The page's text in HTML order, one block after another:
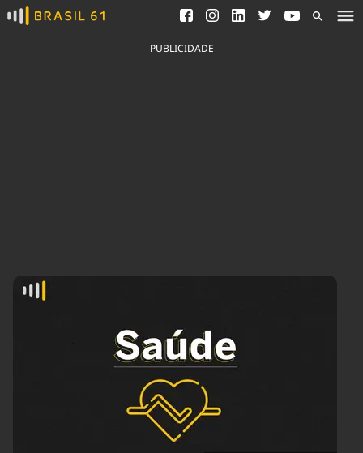
Ver todas as notícias
Saneamento
Indicadores
Agronegócios
Economia
Educação
Infraestrutura
Internacional
Política
Saúde
Tempo
PUBLICIDADE